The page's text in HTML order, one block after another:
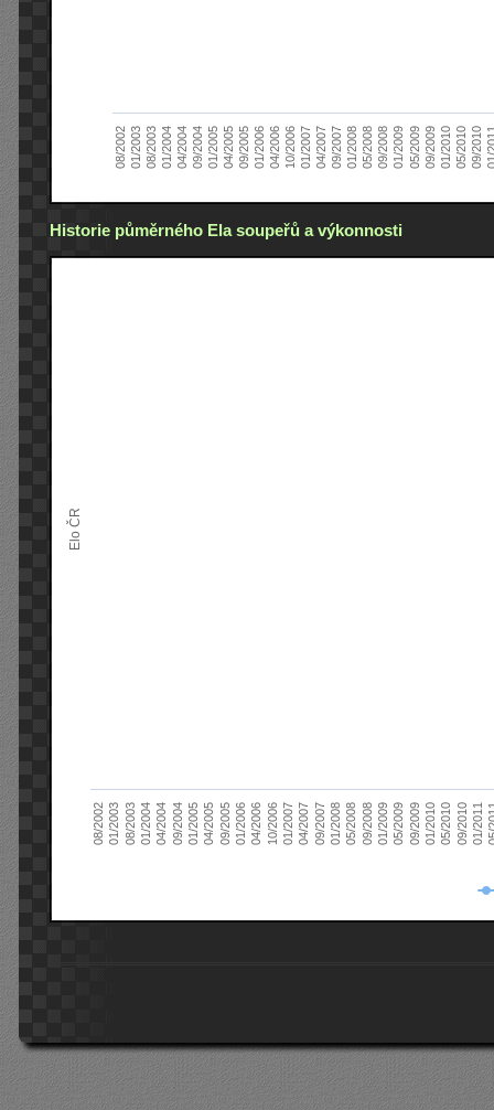
08/200201/200308/200301/200404/200409/200401/200504/200509/200501/200604/200610/200601/200704/200709/200701/200805/200809/200801/200905/200909/200901/201005/201009/2010
Historie půměrného Ela soupeřů a výkonnosti
Elo ČR
08/200201/200308/200301/200404/200409/200401/200504/200509/200501/200604/200610/200601/200704/200709/200701/200805/200809/200801/200905/200909/200901/201005/201009/201001/2011